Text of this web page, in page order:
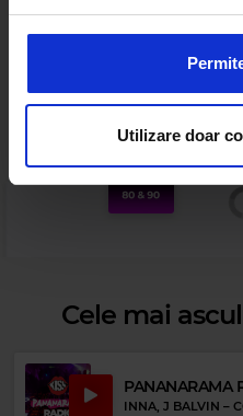
a analiza traficul. De
privire la modul în care
pot combina cu alte
Utilizare doar
Web
Cele mai
PANANARAMA
INNA, J BALVIN –